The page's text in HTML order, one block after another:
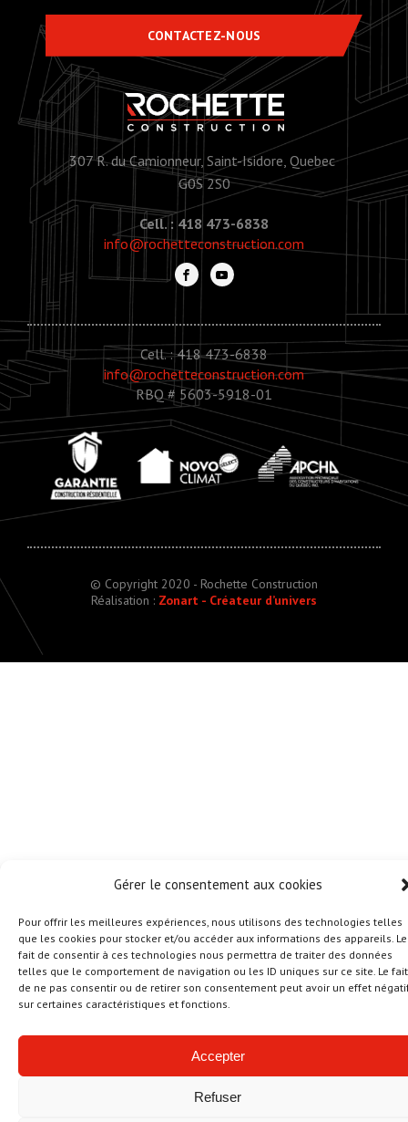
Gérer le consentement aux cookies
Pour offrir les meilleures expériences, nous utilisons des technologies telles
que les cookies pour stocker et/ou accéder aux informations des appareils. Le
fait de consentir à ces technologies nous permettra de traiter des données
telles que le comportement de navigation ou les ID uniques sur ce site. Le fait
de ne pas consentir ou de retirer son consentement peut avoir un effet
sur certaines caractéristiques et fonctions.
Accepter
Refuser
CONTACTEZ-NOUS
307 R. du Camionneur, Saint-Isidore, Quebec
G0S 2S0
Cell. : 418 473-6838
info@rochetteconstruction.com
Cell. : 418 473-6838
info@rochetteconstruction.com
RBQ # 5603-5918-01
© Copyright 2020 - Rochette Construction
Réalisation : Zonart - Créateur d’univers